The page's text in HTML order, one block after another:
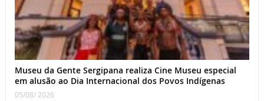
Museu da Gente Sergipana realiza Cine Museu especial
em alusão ao Dia Internacional dos Povos Indígenas
05/08/ 2026